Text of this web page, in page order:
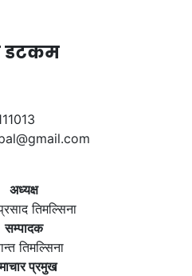
डटकम
अध्यक्ष
तिमल्सिना
सम्पादक
तिमल्सिना
प्रमुख